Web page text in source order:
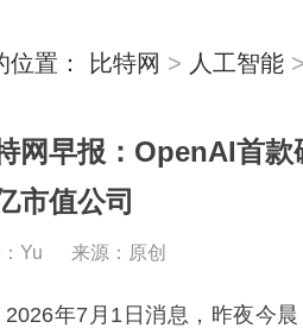
位置： 比特网 > 人工智能 >
网早报：OpenAI首
市值公司
Yu 来源：原创
年7月1日消息，昨夜今晨